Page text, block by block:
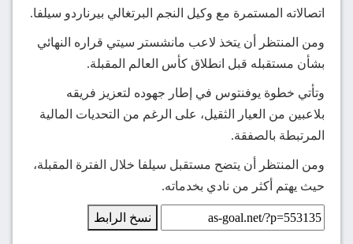
اتصالاته المستمرة مع وكيل النجم البرتغالي بيرناردو سيلفا.
ومن المنتظر أن يتخذ لاعب مانشستر سيتي قراره النهائي
بشأن مستقبله قبل انطلاق كأس العالم المقبلة.
وتأتي خطوة يوفنتوس في إطار جهوده لتعزيز فريقه
بلاعبين من العيار الثقيل، على الرغم من التحديات المالية
المرتبطة بالصفقة.
ومن المنتظر أن يتضح مستقبل سيلفا خلال الفترة المقبلة،
حيث يهتم أكثر من نادي بخدماته.
نسخ الرابط